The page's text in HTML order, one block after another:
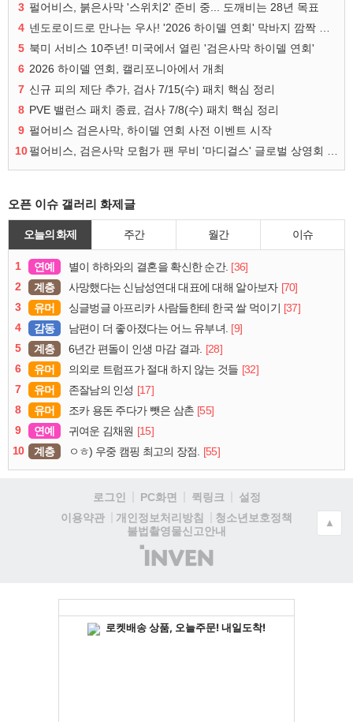
3 펄어비스, 붉은사막 '스위치2' 준비 중... 도깨비는 28년 목표
4
5 북미 서비스 10주년! 미국에서 열린 '검은사막 하이델 연회'
6 2026 하이델 연회, 캘리포니아에서 개최
7 신규 피의 제단 추가, 검사 7/15(수) 패치 핵심 정리
8 PVE 밸런스 패치 종료, 검사 7/8(수) 패치 핵심 정리
9 펄어비스 검은사막, 하이델 연회 사전 이벤트 시작
10
오픈 이슈 갤러리 화제글
오늘의 화제 주간 월간 이슈
1 연예 별이 하하와의 결혼을 확신한 순간. [36]
2
계층 사망했다는 신남성연대 대표에 대해 알아보자 [70]
3
유머 싱글벙글 아프리카 사람들한테 한국 쌀 먹이기 [37]
4
감동 남편이 더 좋아졌다는 어느 유부녀. [9]
5
계층 6년간 편돌이 인생 마감 결과. [28]
6
유머 의외로 트럼프가 절대 하지 않는 것들 [32]
7
유머 존잘남의 인성 [17]
8
유머 조카 용돈 주다가 뺏은 삼촌 [55]
9
연예 귀여운 김채원 [15]
10
계층 ㅇㅎ) 우중 캠핑 최고의 장점. [55]
로그인 PC화면 퀵링크
설정
이용약관
개인정보처리방침
청소년보호정책
불법촬영물신고안내
(주)
인
▲